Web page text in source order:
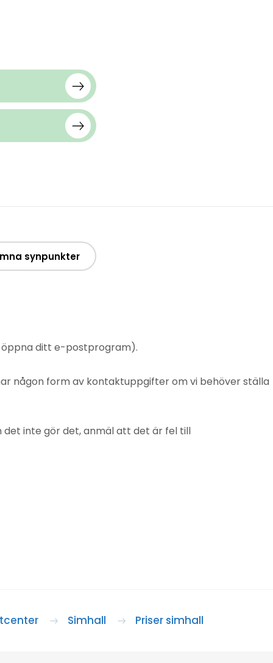
synpunkter
ditt e-postprogram).
någon form av kontaktuppgifter om vi behöver ställa
det inte gör det, anmäl att det är fel till
Simhall Priser simhall